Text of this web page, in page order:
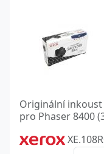
Originální inkoust
pro Phaser 8400